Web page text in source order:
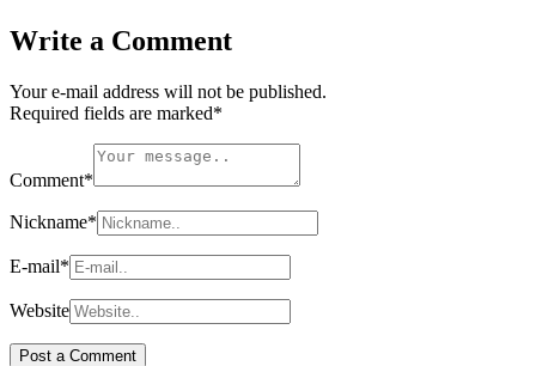
Write a Comment
Your e-mail address will not be published.
Required fields are marked*
Comment*
Nickname*
E-mail*
Website